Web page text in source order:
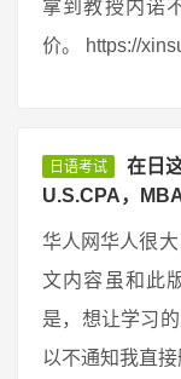
拿到教授内诺
价。 https://
日语考试
在日
U.S.CPA，
华人网华人很
文内容虽和此
是，想让学习
以不通知我直